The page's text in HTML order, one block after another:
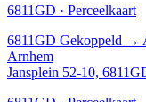
6811GD · Perceelkaart
6811GD Gekoppeld →
Arnhem
Jansplein 52-10,